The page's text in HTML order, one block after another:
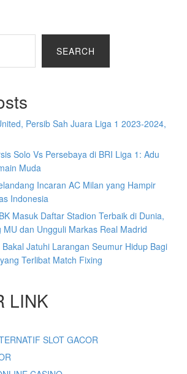
SEARCH
Persib Sah Juara Liga 1 2023-2024,
Solo Vs Persebaya di BRI Liga 1: Adu
Muda
Incaran AC Milan yang Hampir
Indonesia
Masuk Daftar Stadion Terbaik di Dunia,
MU dan Ungguli Markas Real Madrid
Jatuhi Larangan Seumur Hidup Bagi
Terlibat Match Fixing
LINK
SLOT GACOR